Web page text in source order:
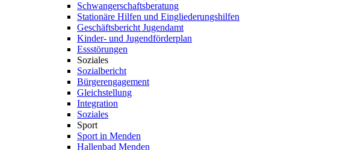
Schwangerschaftsberatung
Stationäre Hilfen und Eingliederungshilfen
Geschäftsbericht Jugendamt
Kinder- und Jugendförderplan
Essstörungen
Soziales
Sozialbericht
Bürgerengagement
Gleichstellung
Integration
Soziales
Sport
Sport in Menden
Hallenbad Menden